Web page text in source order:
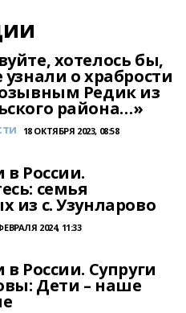
хотелось бы,
узнали о храбрости
Редик из
района…»
18 ОКТЯБРЯ 2023, 08:58
в России.
семья
из с. Узунларово
2024, 11:33
в России. Супруги
Дети – наше